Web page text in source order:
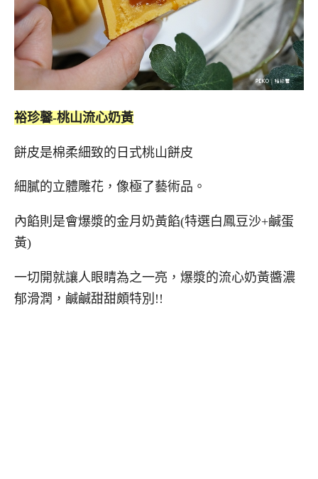
裕珍馨-桃山流心奶黃
餅皮是棉柔細致的日式桃山餅皮
細膩的立體雕花，像極了藝術品。
內餡則是會爆漿的金月奶黃餡(特選白鳳豆沙+鹹蛋
黃)
一切開就讓人眼睛為之一亮，爆漿的流心奶黃醬濃
郁滑潤，鹹鹹甜甜頗特別!!